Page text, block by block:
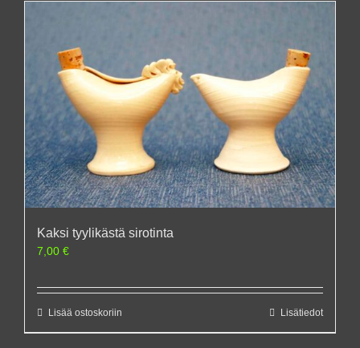
Kaksi tyylikästä sirotinta
7,00 €
Lisää ostoskoriin Lisätiedot